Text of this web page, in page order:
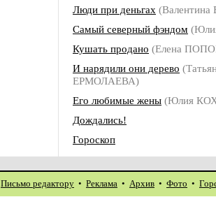
Люди при деньгах
Самый северный фэндом
Кушать продано (Елена
И нарядили они дерево
ЕРМОЛАЕВА)
Его любимые жены (Юлия
Дождались!
Гороскоп
Письмо редактору • Реклама • Архив • Фото •